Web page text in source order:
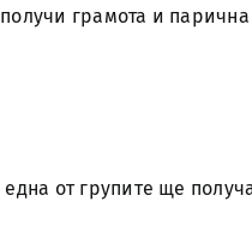
грамота и парична
от групите ще